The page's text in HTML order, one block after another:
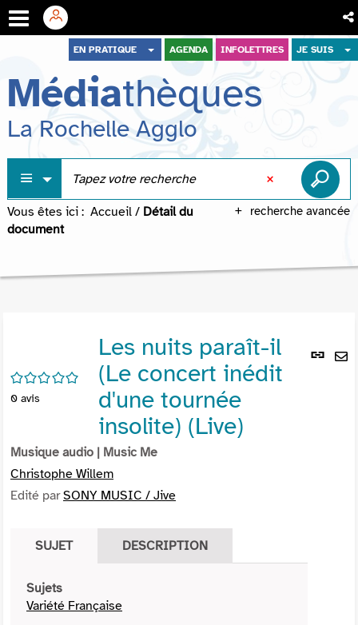
menu
contenu
recherche
EN PRATIQUE AGENDA INFOLETTRES JE SUIS
Médiathèques
La Rochelle Agglo
recherche avancée
Vous êtes ici : Accueil / Détail du
document
Lien
/5
0 avis
Les nuits paraît-il
(Le concert inédit
d'une tournée
insolite) (Live)
Musique audio | Music Me
Christophe Willem
Edité parSONY MUSIC / Jive
SUJET DESCRIPTION
Sujets
Variété Française